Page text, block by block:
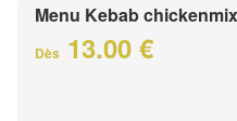
Menu Kebab chickenmix
Dès 13.00 €